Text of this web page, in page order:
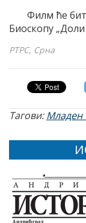
Филм ће
Биоскопу „Доли
РТРС, Срна
Тагови:Младен